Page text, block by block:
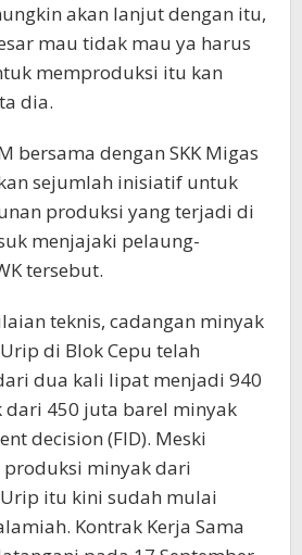
akan lanjut dengan itu,
mau tidak mau ya harus
memproduksi itu kan
dia.
bersama dengan SKK Migas
sejumlah inisiatif untuk
produksi yang terjadi di
menjajaki pelaung-
tersebut.
teknis, cadangan minyak
di Blok Cepu telah
dua kali lipat menjadi 940
450 juta barel minyak
decision (FID). Meski
minyak dari
itu kini sudah mulai
Kontrak Kerja Sama